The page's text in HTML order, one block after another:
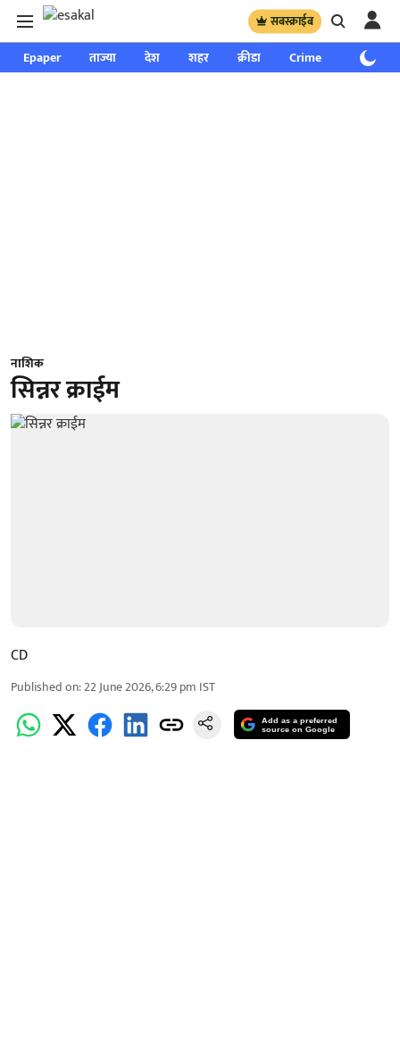
सबस्क्राईब
Epaper ताज्या देश शहर क्रीडा Crime साप्ताहिक
नाशिक
सिन्नर क्राईम
CD
Published on:22 June 2026, 6:29 pm IST
Add as a preferred
source on Google